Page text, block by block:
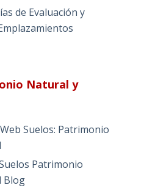
de Evaluación y
Natural y
Suelos: Patrimonio
Patrimonio
Blog